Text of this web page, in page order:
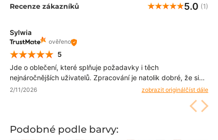
Recenze zákazníků 5.0 (1)
Sylwia
ověřeno
5
Jde o oblečení, které splňuje požadavky i těch
nejnáročnějších uživatelů. Zpracování je natolik dobré, že si
po dlouhou dobu zachovávají svůj vzhled. Elegantní střih
2/11/2026 zobrazit originálčíst dále
Podobné podle barvy: